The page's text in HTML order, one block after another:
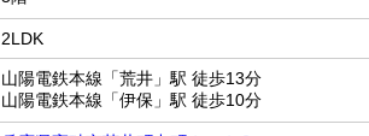
2LDK
山陽電鉄本線「荒井」駅 徒歩13分
山陽電鉄本線「伊保」駅 徒歩10分